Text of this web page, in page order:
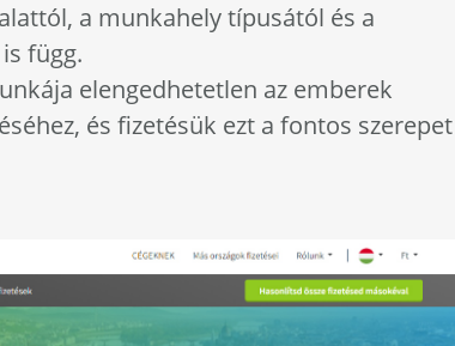
a munkahely típusától és a
függ.
elengedhetetlen az emberek
és fizetésük ezt a fontos szerepet